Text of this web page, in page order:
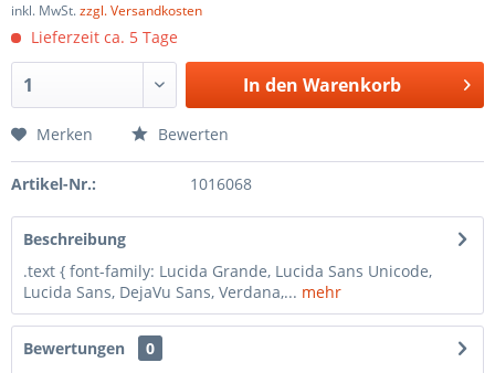
inkl. MwSt.zzgl. Versandkosten
Lieferzeit ca. 5 Tage
In den Warenkorb
Merken Bewerten
Artikel-Nr.: 1016068
Beschreibung
.text { font-family: Lucida Grande, Lucida Sans Unicode,
Lucida Sans, DejaVu Sans, Verdana,... mehr
Bewertungen
0